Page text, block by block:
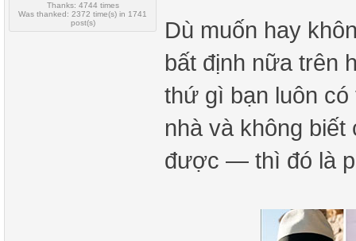
Thanks: 4744 times
Was thanked: 2372 time(s) in 1741
post(s)
Dù muốn hay
bất định nữa trên
thứ gì bạn luôn
nhà và không
được — thì đó là